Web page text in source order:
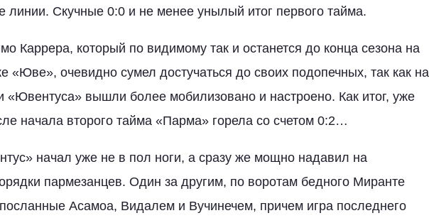
линии. Скучные 0:0 и не менее унылый итог первого тайма.
Каррера, который по видимому так и останется до конца сезона на
«Юве», очевидно сумел достучаться до своих подопечных, так как на
«Ювентуса» вышли более мобилизовано и настроено. Как итог, уже
начала второго тайма «Парма» горела со счетом 0:2…
начал уже не в пол ноги, а сразу же мощно надавил на
пармезанцев. Один за другим, по воротам бедного Миранте
Асамоа, Видалем и Вучинечем, причем игра последнего